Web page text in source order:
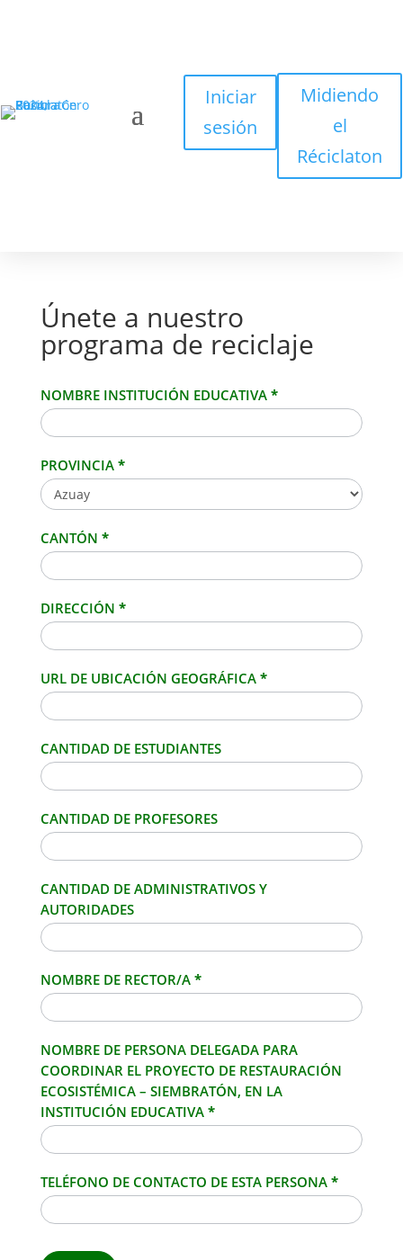
Iniciar
sesión
Midiendo
el
Réciclaton
Únete a nuestro
programa de reciclaje
Inscríbete
NOMBRE INSTITUCIÓN EDUCATIVA *
PROVINCIA *
CANTÓN *
DIRECCIÓN *
URL DE UBICACIÓN GEOGRÁFICA *
CANTIDAD DE ESTUDIANTES
CANTIDAD DE PROFESORES
CANTIDAD DE ADMINISTRATIVOS Y
AUTORIDADES
NOMBRE DE RECTOR/A *
NOMBRE DE PERSONA DELEGADA PARA
COORDINAR EL PROYECTO DE RESTAURACIÓN
ECOSISTÉMICA – SIEMBRATÓN, EN LA
INSTITUCIÓN EDUCATIVA *
TELÉFONO DE CONTACTO DE ESTA PERSONA *